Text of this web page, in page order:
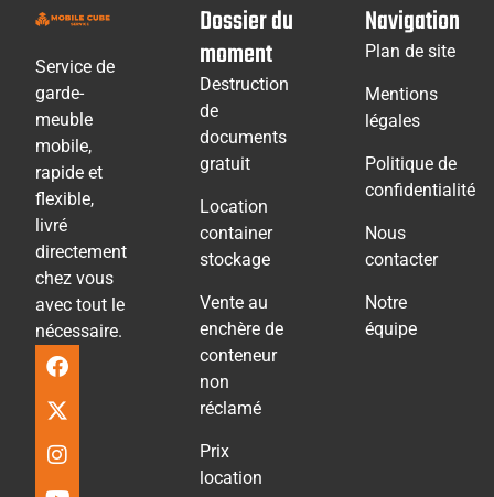
Service de
garde-
meuble
mobile,
rapide et
flexible,
livré
directement
chez vous
avec tout le
nécessaire.
Dossier du
moment
Destruction
de
documents
gratuit
Location
container
stockage
Vente au
enchère de
conteneur
non
réclamé
Prix
location
Navigation
Plan de site
Mentions
légales
Politique de
confidentialité
Nous
contacter
Notre
équipe